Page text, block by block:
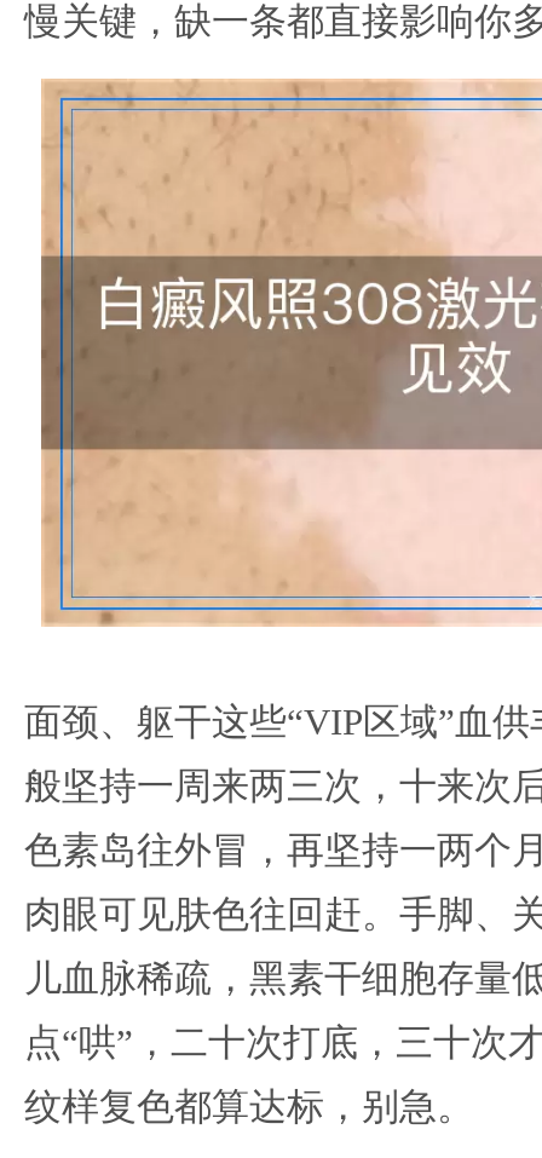
慢关键，缺一条都直接影响你
面颈、躯干这些“VIP区域”血
般坚持一周来两三次，十来次
色素岛往外冒，再坚持一两个
肉眼可见肤色往回赶。手脚、
儿血脉稀疏，黑素干细胞存量
点“哄”，二十次打底，三十次
纹样复色都算达标，别急。